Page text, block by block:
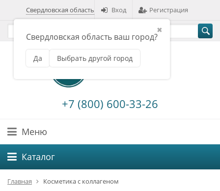
Свердловская область
✖
Свердловская область ваш город?
Да Выбрать другой город
Вход Регистрация
+7 (800) 600-33-26
Меню
Каталог
Главная Косметика с коллагеном